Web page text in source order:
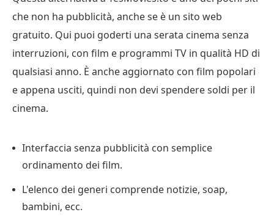
che non ha pubblicità, anche se è un sito web
gratuito. Qui puoi goderti una serata cinema senza
interruzioni, con film e programmi TV in qualità HD di
qualsiasi anno. È anche aggiornato con film popolari
e appena usciti, quindi non devi spendere soldi per il
cinema.
Interfaccia senza pubblicità con semplice
ordinamento dei film.
L'elenco dei generi comprende notizie, soap,
bambini, ecc.